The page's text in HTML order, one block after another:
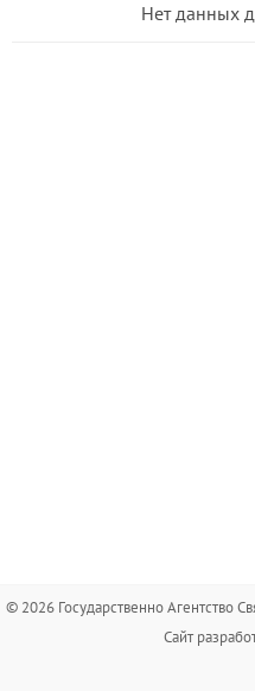
Нет данных
© 2026 Государственно Агентство
Сайт